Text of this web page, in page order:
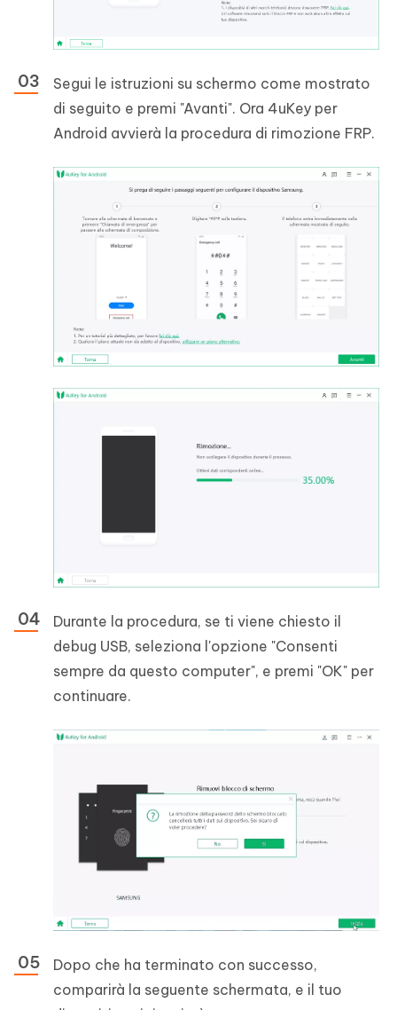
Segui le istruzioni su schermo come mostrato
di seguito e premi "Avanti". Ora 4uKey per
Android avvierà la procedura di rimozione FRP.
Durante la procedura, se ti viene chiesto il
debug USB, seleziona l'opzione "Consenti
sempre da questo computer", e premi "OK" per
continuare.
Dopo che ha terminato con successo,
comparirà la seguente schermata, e il tuo